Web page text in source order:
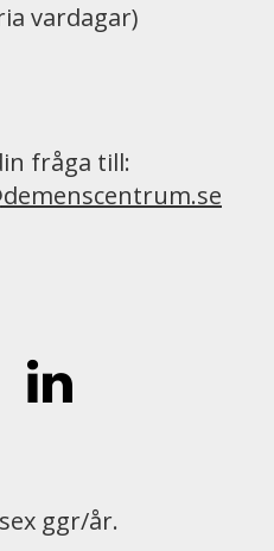
vardagar)
fråga till:
ggr/år.